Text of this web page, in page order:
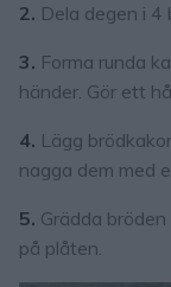
2. Dela degen i 4
3. Forma runda
händer. Gör ett
4. Lägg
nagga dem med
5. Grädda
på plåten.